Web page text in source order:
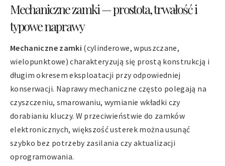
Mechaniczne zamki — prostota, trwałość i
typowe naprawy
Mechaniczne zamki (cylinderowe, wpuszczane,
wielopunktowe) charakteryzują się prostą konstrukcją i
długim okresem eksploatacji przy odpowiedniej
konserwacji. Naprawy mechaniczne często polegają na
czyszczeniu, smarowaniu, wymianie wkładki czy
dorabianiu kluczy. W przeciwieństwie do zamków
elektronicznych, większość usterek można usunąć
szybko bez potrzeby zasilania czy aktualizacji
oprogramowania.